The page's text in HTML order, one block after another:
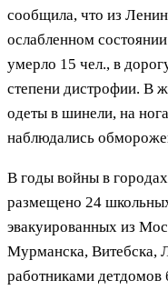
сообщила, что из
ослабленном
умерло 15 чел., в
степени дистрофии. В
одеты в шинели, на
наблюдались
В годы войны в
размещено 24
эвакуированных из
Мурманска, Витебска,
работниками детдомов